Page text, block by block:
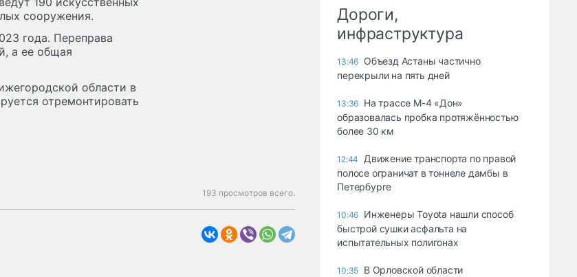
сооружения.
года. Переправа
а ее общая
области в
отремонтировать
193 просмотров всего.
Дороги,
инфраструктура
13:46 Объезд Астаны частично
перекрыли на пять дней
13:36 На трассе М-4 «Дон»
образовалась пробка протяжённостью
более 30 км
12:44
Движение транспорта по правой
полосе ограничат в тоннеле дамбы в
Петербурге
10:46 Инженеры Toyota нашли способ
быстрой сушки асфальта на
испытательных полигонах
10:35 В Орловской области